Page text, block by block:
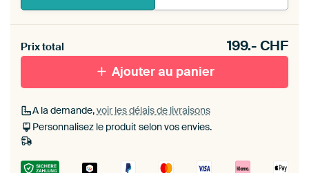
materiaal toe aan je ArtFrame set.
Prix total 199.-CHF
Ajouter au panier
A la demande,voir les délais de livraisons
Personnalisez le produit selon vos envies.